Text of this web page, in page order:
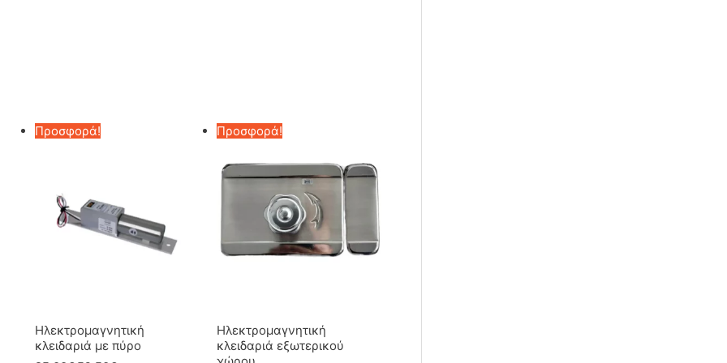
Προσφορά!
Ηλεκτρομαγνητική
κλειδαριά με πύρο
Προσφορά!
Ηλεκτρομαγνητική
κλειδαριά εξωτερικού